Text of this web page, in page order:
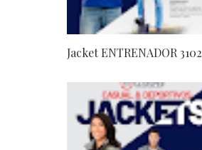
Jacket ENTRENADOR 3102